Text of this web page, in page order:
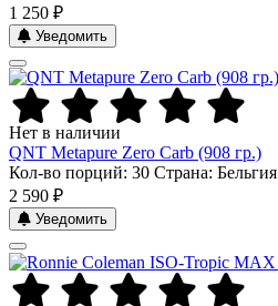
1 250 ₽
Уведомить
Нет в наличии
QNT Metapure Zero Carb (908 гр.)
Кол-во порций: 30 Страна: Бельгия
2 590 ₽
Уведомить